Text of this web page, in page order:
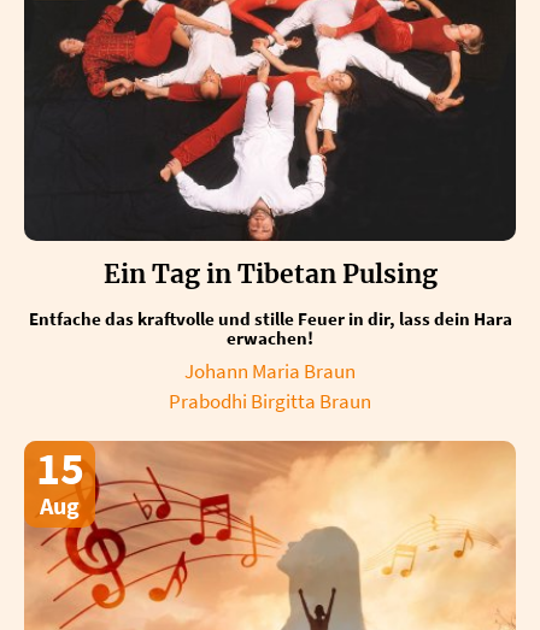
Ein Tag in Tibetan Pulsing
Entfache das kraftvolle und stille Feuer in dir, lass dein Hara
erwachen!
Johann Maria Braun
Prabodhi Birgitta Braun
15
Aug